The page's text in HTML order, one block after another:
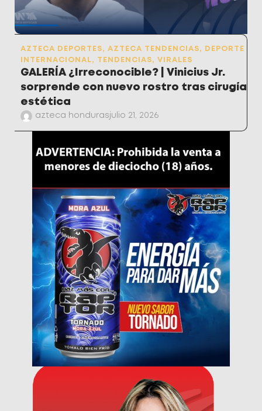
AZTECA DEPORTES, AZTECA TENDENCIAS,
DEPORTE
INTERNACIONAL, TENDENCIAS, VIRALES
GALERÍA ¿Irreconocible? | Vinicius Jr.
sorprende con nuevo rostro tras cirugía
estética
azteca hondurasjulio 21, 2026